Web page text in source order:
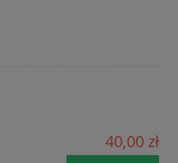
40,00 zł